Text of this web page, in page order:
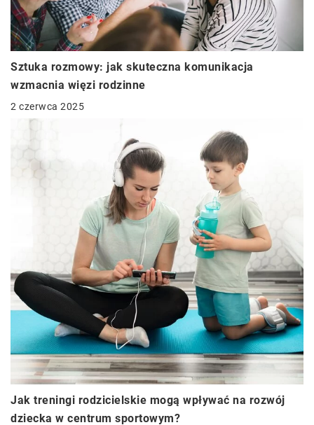
Sztuka rozmowy: jak skuteczna komunikacja
wzmacnia więzi rodzinne
2 czerwca 2025
Jak treningi rodzicielskie mogą wpływać na rozwój
dziecka w centrum sportowym?